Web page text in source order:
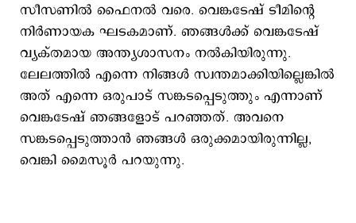
സീസണില്‍ ഫൈനല്‍ വരെ. വെങ്കടേഷ് ടീമിന്റെ
നിര്‍ണായക ഘടകമാണ്. ഞങ്ങള്‍ക്ക് വെങ്കടേഷ്
വ്യക്തമായ അന്ത്യശാസനം നല്‍കിയിരുന്നു.
ലേലത്തില്‍ എന്നെ നിങ്ങള്‍ സ്വന്തമാക്കിയില്ലെങ്കില്‍
അത് എന്നെ ഒരുപാട് സങ്കടപ്പെടുത്തും എന്നാണ്
വെങ്കടേഷ് ഞങ്ങളോട് പറഞ്ഞത്. അവനെ
സങ്കടപ്പെടുത്താന്‍ ഞങ്ങള്‍ ഒരുക്കമായിരുന്നില്ല,
വെങ്കി മൈസൂര്‍ പറയുന്നു.